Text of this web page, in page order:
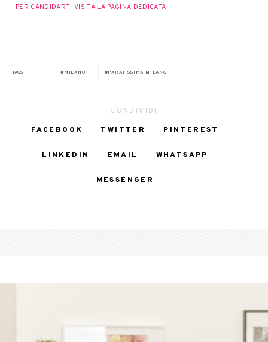
PER CANDIDARTI VISITA LA PAGINA DEDICATA
TAGS MILANO PARATISSIMA MILANO
CONDIVIDI
FACEBOOK
TWITTER PINTEREST
LINKEDIN EMAIL WHATSAPP
MESSENGER